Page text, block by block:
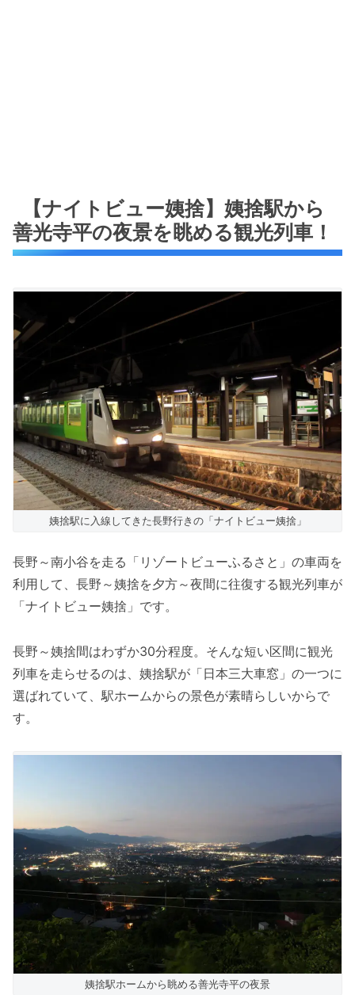
【ナイトビュー姨捨】姨捨駅から
善光寺平の夜景を眺める観光列車！
姨捨駅に入線してきた長野行きの「ナイトビュー姨捨」
長野～南小谷を走る「リゾートビューふるさと」の車両を
利用して、長野～姨捨を夕方～夜間に往復する観光列車が
「ナイトビュー姨捨」です。
長野～姨捨間はわずか30分程度。そんな短い区間に観光
列車を走らせるのは、姨捨駅が「日本三大車窓」の一つに
選ばれていて、駅ホームからの景色が素晴らしいからで
す。
姨捨駅ホームから眺める善光寺平の夜景